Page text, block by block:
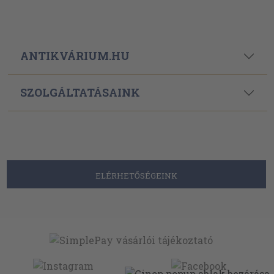
ANTIKVÁRIUM.HU
SZOLGÁLTATÁSAINK
ELÉRHETŐSÉGEINK